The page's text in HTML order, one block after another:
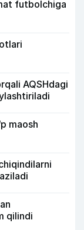
futbolchiga
AQSHdagi
maosh
qilindi